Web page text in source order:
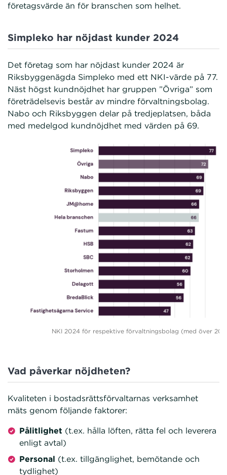
företagsvärde än för branschen som helhet.
Simpleko har nöjdast kunder 2024
Det företag som har nöjdast kunder 2024 är
Riksbyggenägda Simpleko med ett NKI-värde på 77.
Näst högst kundnöjdhet har gruppen ”Övriga” som
företrädelsevis består av mindre förvaltningsbolag.
Nabo och Riksbyggen delar på tredjeplatsen, båda
med medelgod kundnöjdhet med värden på 69.
NKI 2024 för respektive förvaltningsbolag (med över 20
Vad påverkar nöjdheten?
Kvaliteten i bostadsrättsförvaltarnas verksamhet
mäts genom följande faktorer:
Pålitlighet (t.ex. hålla löften, rätta fel och leverera
enligt avtal)
Personal (t.ex. tillgänglighet, bemötande och
tydlighet)